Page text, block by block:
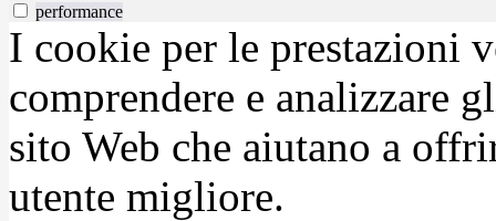
performance
I cookie per le prestazioni
comprendere e analizzare
sito Web che aiutano a
utente migliore.